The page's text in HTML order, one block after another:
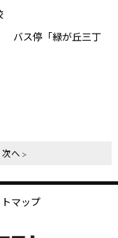
ス停「緑が丘三丁
次へ
マップ